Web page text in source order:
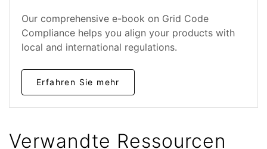
Our comprehensive e-book on Grid Code
Compliance helps you align your products with
local and international regulations.
Erfahren Sie mehr
Verwandte Ressourcen